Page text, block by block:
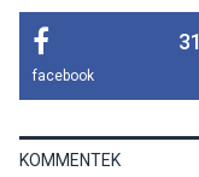
facebook
KOMMENTEK